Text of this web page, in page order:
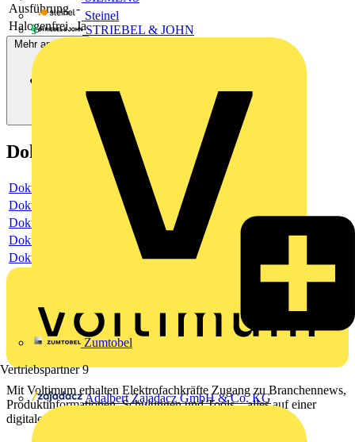
Steinel
STRIEBEL & JOHN
Zumtobel
Vertriebspartner 9
Adalbert Zajadacz GmbH & Co. KG
Ausführung -
Halogenfrei
Ja
Mehr anzeigen
Dokumente
Dokument
Dokument
Dokument
Dokument
Dokument
Mit Voltimum erhalten Elektrofachkräfte Zugang zu Branchennews,
Produktinformationen, Schulungen und Tools – alles auf einer
digitalen Plattform und Community.